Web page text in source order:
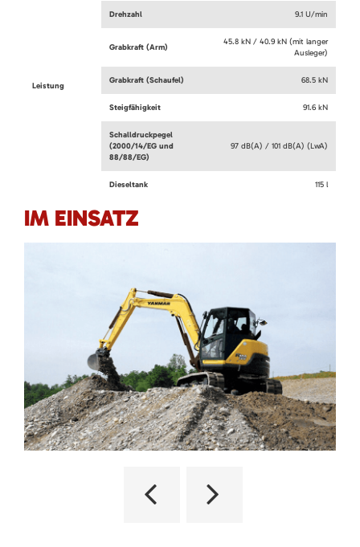
Leistung
Drehzahl 9.1 U/min
Grabkraft (Arm)
45.8 kN / 40.9 kN (mit langer
Ausleger)
Grabkraft (Schaufel) 68.5 kN
Steigfähigkeit 91.6 kN
Schalldruckpegel
(2000/14/EG und
88/88/EG)
97 dB(A) / 101 dB(A) (LwA)
Dieseltank 115 l
IM EINSATZ